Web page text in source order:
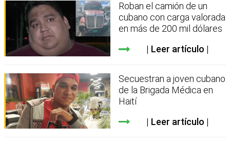
Roban el camión de un
cubano con carga valorada
en más de 200 mil dólares
Leer artículo
Secuestran a joven cubano
de la Brigada Médica en
Haití
Leer artículo